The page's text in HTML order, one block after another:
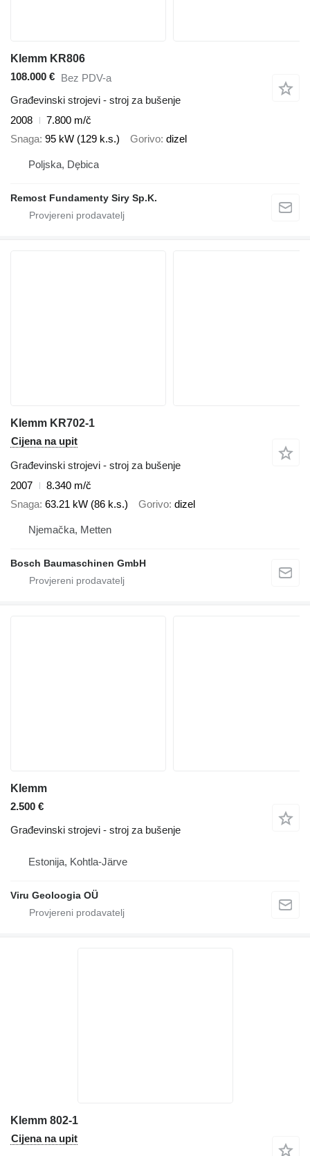
Klemm KR806
108.000 € Bez PDV-a
Građevinski strojevi - stroj za bušenje
2008
7.800 m/č
Snaga 95 kW (129 k.s.) Gorivo dizel
Poljska, Dębica
Remost Fundamenty Siry Sp.K.
Klemm KR702-1
Cijena na upit
Građevinski strojevi - stroj za bušenje
2007
8.340 m/č
Snaga 63.21 kW (86 k.s.) Gorivo dizel
Njemačka, Metten
Bosch Baumaschinen GmbH
Klemm
2.500 €
Građevinski strojevi - stroj za bušenje
Estonija, Kohtla-Järve
Viru Geoloogia OÜ
Klemm 802-1
Cijena na upit